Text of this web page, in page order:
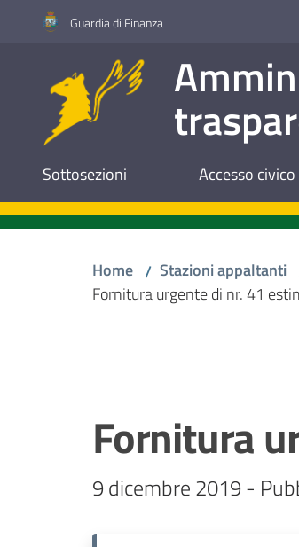
Vai al contenuto
Vai alla navigazione
Vai al footerGuardia di Finanza
Sottosezioni Accesso civico
Home / Stazioni appaltanti
Fornitura urgente di nr. 41
Fornitura